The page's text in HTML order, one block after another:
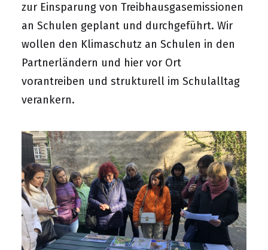
zur Einsparung von Treibhausgasemissionen
an Schulen geplant und durchgeführt. Wir
wollen den Klimaschutz an Schulen in den
Partnerländern und hier vor Ort
vorantreiben und strukturell im Schulalltag
verankern.